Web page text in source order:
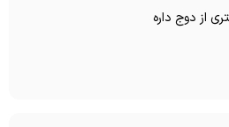
از دوج داره